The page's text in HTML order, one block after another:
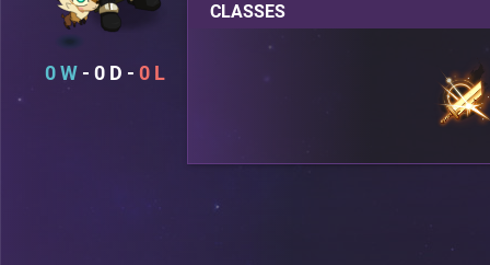
0 0 0
CLASSES